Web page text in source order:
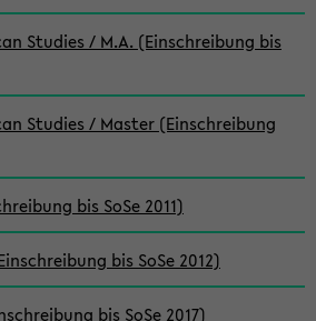
Studies / M.A. (Einschreibung bis
Studies / Master (Einschreibung
bis SoSe 2011)
bis SoSe 2012)
bis SoSe 2017)